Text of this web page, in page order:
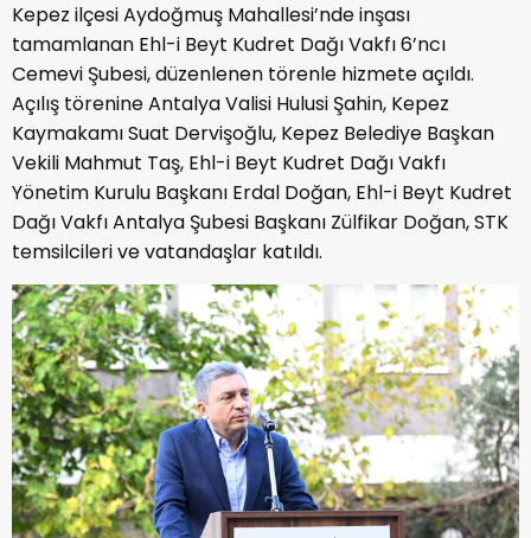
Kepez ilçesi Aydoğmuş Mahallesi’nde inşası
tamamlanan Ehl-i Beyt Kudret Dağı Vakfı 6’ncı
Cemevi Şubesi, düzenlenen törenle hizmete açıldı.
Açılış törenine Antalya Valisi Hulusi Şahin, Kepez
Kaymakamı Suat Dervişoğlu, Kepez Belediye Başkan
Vekili Mahmut Taş, Ehl-i Beyt Kudret Dağı Vakfı
Yönetim Kurulu Başkanı Erdal Doğan, Ehl-i Beyt Kudret
Dağı Vakfı Antalya Şubesi Başkanı Zülfikar Doğan, STK
temsilcileri ve vatandaşlar katıldı.